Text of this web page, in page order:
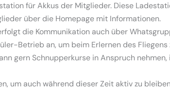
für Akkus der Mitglieder. Diese
über die Homepage mit Informationen.
die Kommunikation auch über
Betrieb an, um beim Erlernen des Fliegens
gern Schnupperkurse in Anspruch
um auch während dieser Zeit aktiv zu